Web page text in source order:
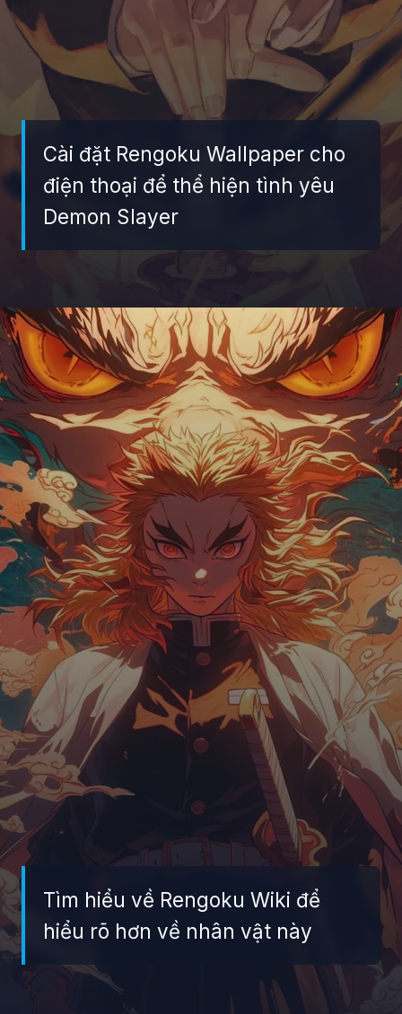
Cài đặt Rengoku Wallpaper cho
điện thoại để thể hiện tình yêu
Demon Slayer
Đang mởhttps://giaydabonghana.com/rengoku
Tìm hiểu về Rengoku Wiki để
hiểu rõ hơn về nhân vật này